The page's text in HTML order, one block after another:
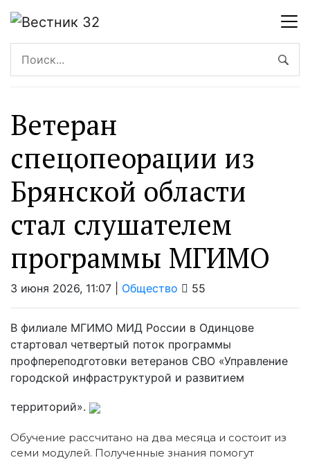
Ветеран
спецопеорации из
Брянской области
стал слушателем
программы МГИМО
3 июня 2026, 11:07 | Общество 55
В филиале МГИМО МИД России в Одинцове
стартовал четвертый поток программы
профпереподготовки ветеранов СВО «Управление
городской инфраструктурой и развитием
территорий».
Обучение рассчитано на два месяца и состоит из
семи модулей. Полученные знания помогут